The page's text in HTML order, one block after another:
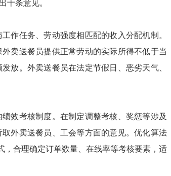
条意见。
任务、劳动强度相匹配的收入分配机制。
卖送餐员提供正常劳动的实际所得不低于当
放。外卖送餐员在法定节假日、恶劣天气、
考核制度。在制定调整考核、奖惩等涉及
外卖送餐员、工会等方面的意见。优化算法
，合理确定订单数量、在线率等考核要素，适